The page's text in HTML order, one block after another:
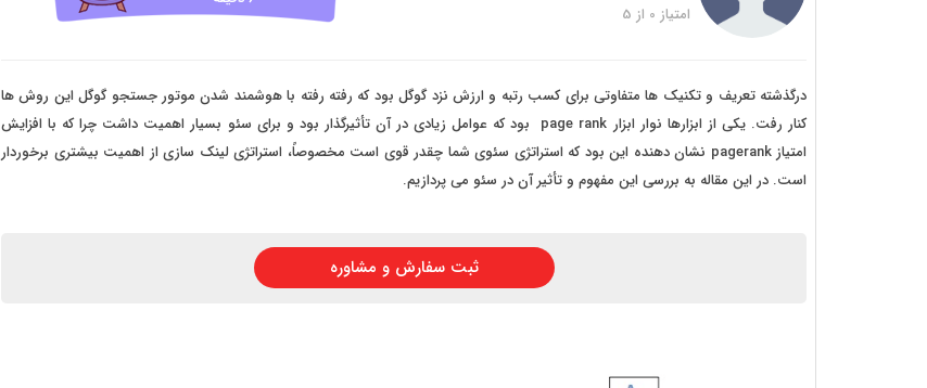
خرید سایت با امکانات دیوار
خرید سایت نوبت دهی پزشکان
خرید سایت هتل
امتیاز 0 از 5
درگذشته تعریف و تکنیک ها متفاوتی برای کسب رتبه و ارزش نزد گوگل بود که رفته رفته با هوشمند شدن موتور جستجو گوگل این روش ها
کنار رفت. یکی از ابزارها نوار ابزار page rank بود که عوامل زیادی در آن تأثیرگذار بود و برای سئو بسیار اهمیت داشت چرا که با افزایش
امتیاز pagerank نشان دهنده این بود که استراتژی سئوی شما چقدر قوی است مخصوصاً، استراتژی لینک سازی از اهمیت بیشتری برخوردار
است. در این مقاله به بررسی این مفهوم و تأثیر آن در سئو می پردازیم.
ثبت سفارش و مشاوره